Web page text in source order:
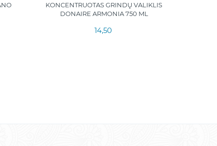
KONCENTRUOTAS GRINDŲ VALIKLIS
DONAIRE ARMONIA 750 ML
14,50